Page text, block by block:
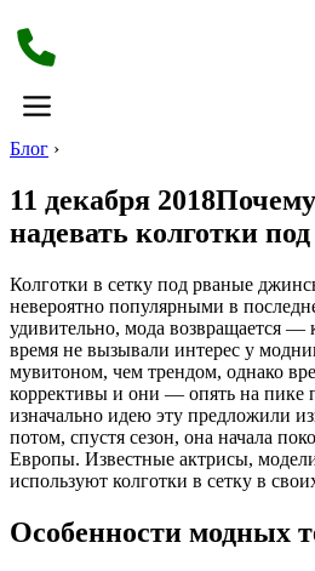
Блог ›
11 декабря
надевать колготки
Колготки в сетку под рваные
невероятно популярными в
удивительно, мода возвращается —
время не вызывали интерес у
мувитоном, чем трендом, однако
коррективы и они — опять на пике
изначально идею эту предложили
потом, спустя сезон, она начала
Европы. Известные актрисы,
используют колготки в сетку в
Особенности модных